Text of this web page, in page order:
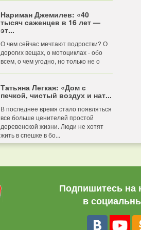
Нариман Джемилев: «40
тысяч саженцев в 16 лет —
эт...
О чем сейчас мечтают подростки? О
дорогих вещах, о мотоциклах - обо
всем, о чем угодно, но только не о
Татьяна Легкая: «Дом с
печкой, чистый воздух и нат...
В последнее время стало появляться
все больше ценителей простой
деревенской жизни. Люди не хотят
жить в спешке в бо...
Подпишитесь на
в